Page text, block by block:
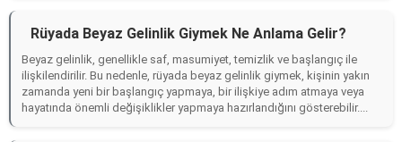
Rüyada Beyaz Gelinlik Giymek Ne Anlama Gelir?
Beyaz gelinlik, genellikle saf, masumiyet, temizlik ve başlangıç ile
ilişkilendirilir. Bu nedenle, rüyada beyaz gelinlik giymek, kişinin yakın
zamanda yeni bir başlangıç yapmaya, bir ilişkiye adım atmaya veya
hayatında önemli değişiklikler yapmaya hazırlandığını gösterebilir....